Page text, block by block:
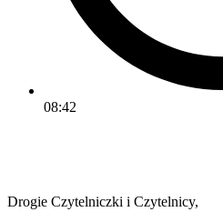
08:42
Drogie Czytelniczki i Czytelnicy,